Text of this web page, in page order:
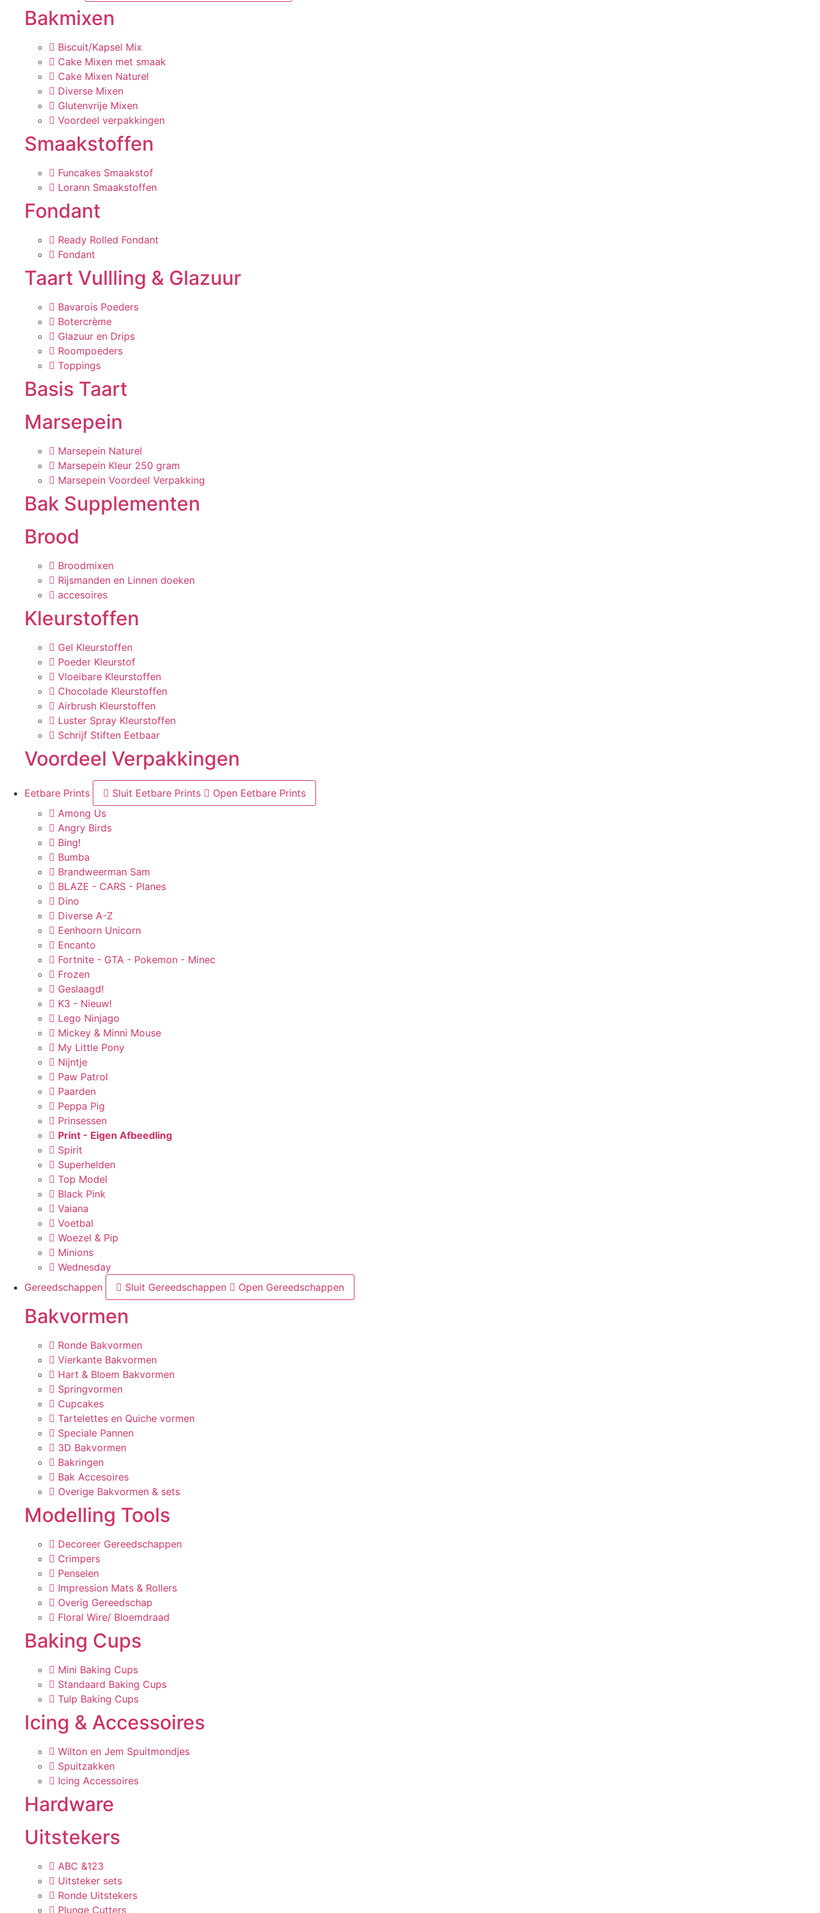
Bakmixen
Biscuit/Kapsel Mix
Cake Mixen met smaak
Cake Mixen Naturel
Diverse Mixen
Glutenvrije Mixen
Voordeel verpakkingen
Smaakstoffen
Funcakes Smaakstof
Lorann Smaakstoffen
Fondant
Ready Rolled Fondant
Fondant
Taart Vullling & Glazuur
Bavarois Poeders
Botercrème
Glazuur en Drips
Roompoeders
Toppings
Basis Taart
Marsepein
Marsepein Naturel
Marsepein Kleur 250 gram
Marsepein Voordeel Verpakking
Bak Supplementen
Brood
Broodmixen
Rijsmanden en Linnen doeken
accesoires
Kleurstoffen
Gel Kleurstoffen
Poeder Kleurstof
Vloeibare Kleurstoffen
Chocolade Kleurstoffen
Airbrush Kleurstoffen
Luster Spray Kleurstoffen
Schrijf Stiften Eetbaar
Voordeel Verpakkingen
Eetbare Prints Sluit Eetbare Prints
Open Eetbare Prints
Among Us
Angry Birds
Bing!
Bumba
Brandweerman Sam
BLAZE - CARS - Planes
Dino
Diverse A-Z
Eenhoorn Unicorn
Encanto
Fortnite - GTA - Pokemon - Minec
Frozen
Geslaagd!
K3 - Nieuw!
Lego Ninjago
Mickey & Minni Mouse
My Little Pony
Nijntje
Paw Patrol
Paarden
Peppa Pig
Prinsessen
Print - Eigen Afbeedling
Spirit
Superhelden
Top Model
Black Pink
Vaiana
Voetbal
Woezel & Pip
Minions
Wednesday
Gereedschappen
Sluit Gereedschappen Open Gereedschappen
Bakvormen
Ronde Bakvormen
Vierkante Bakvormen
Hart & Bloem Bakvormen
Springvormen
Cupcakes
Tartelettes en Quiche vormen
Speciale Pannen
3D Bakvormen
Bakringen
Bak Accesoires
Overige Bakvormen & sets
Modelling Tools
Decoreer Gereedschappen
Crimpers
Penselen
Impression Mats & Rollers
Overig Gereedschap
Floral Wire/ Bloemdraad
Baking Cups
Mini Baking Cups
Standaard Baking Cups
Tulp Baking Cups
Icing & Accessoires
Wilton en Jem Spuitmondjes
Spuitzakken
Icing Accessoires
Hardware
Uitstekers
ABC &123
Uitsteker sets
Ronde Uitstekers
Plunge Cutters